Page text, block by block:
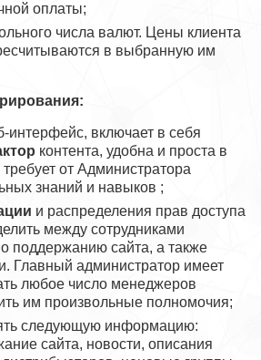
оплаты;
числа валют. Цены клиента
в выбранную им
интерфейс, включает в себя
контента, удобна и проста в
от Администратора
знаний и навыков ;
и распределения прав доступа
между сотрудниками
поддержанию сайта, а также
Главный администратор имеет
любое число менеджеров
им произвольные полномочия;
следующую информацию:
сайта, новости, описания